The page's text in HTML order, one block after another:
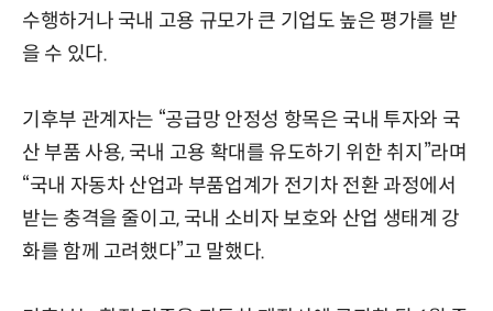
수행하거나 국내 고용 규모가 큰 기업도 높은 평가를 받
을 수 있다.
기후부 관계자는 “공급망 안정성 항목은 국내 투자와 국
산 부품 사용, 국내 고용 확대를 유도하기 위한 취지”라며
“국내 자동차 산업과 부품업계가 전기차 전환 과정에서
받는 충격을 줄이고, 국내 소비자 보호와 산업 생태계 강
화를 함께 고려했다”고 말했다.